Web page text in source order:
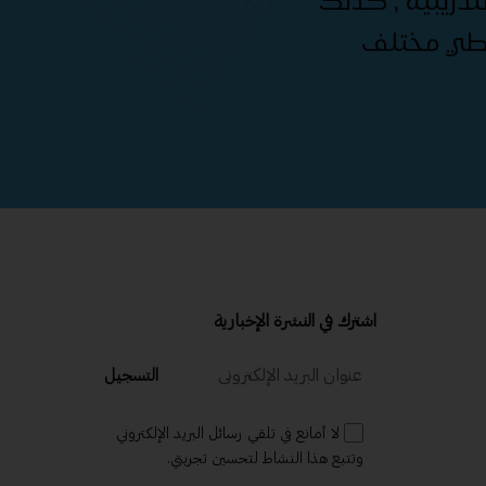
مختلف
اشترك في النشرة الإخبارية
التسجيل
لا أمانع في تلقي رسائل البريد الإلكتروني
وتتبع هذا النشاط لتحسين تجربتي.